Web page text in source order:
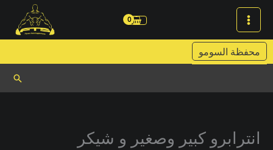
تخطي
المحتوى
محفظة السومو
انترابرو كبير وصغير و شيكر